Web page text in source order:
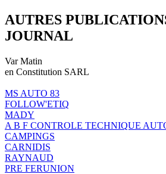
AUTRES
JOURNAL
Var Matin
en Constitution SARL
MS AUTO 83
FOLLOW'ETIQ
MADY
A B F CONTROLE TECHNIQUE
CAMPINGS
CARNIDIS
RAYNAUD
PRE FERUNION